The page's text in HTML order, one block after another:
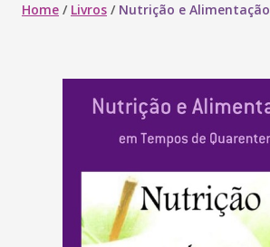
Home / Livros / Nutrição e Alimentação